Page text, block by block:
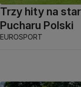
Trzy hity na
Pucharu Polski
EUROSPORT